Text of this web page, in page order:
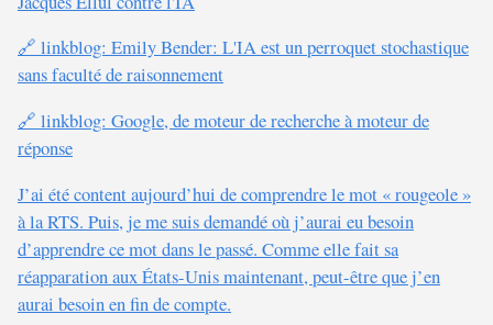
🔗 linkblog: Emily Bender: L'IA est un perroquet stochastique
sans faculté de raisonnement
🔗 linkblog: Google, de moteur de recherche à moteur de
réponse
J’ai été content aujourd’hui de comprendre le mot « rougeole »
à la RTS. Puis, je me suis demandé où j’aurai eu besoin
d’apprendre ce mot dans le passé. Comme elle fait sa
réapparation aux États-Unis maintenant, peut-être que j’en
aurai besoin en fin de compte.